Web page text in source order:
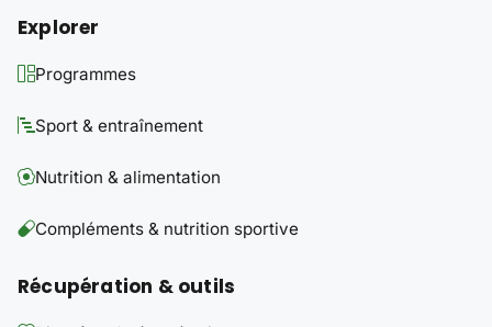
Explorer
Programmes
Sport & entraînement
Nutrition & alimentation
Compléments & nutrition sportive
Récupération & outils